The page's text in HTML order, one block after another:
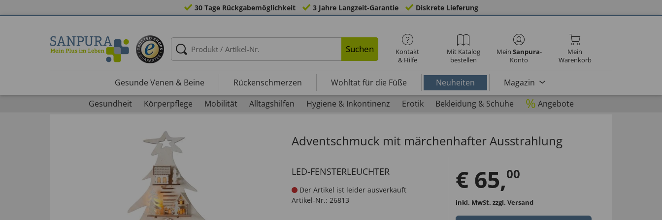
30 Tage Rückgabemöglichkeit 3 Jahre Langzeit-Garantie Diskrete Lieferung
Suchen
Kontakt
& Hilfe
Mit Katalog
bestellen
Mein Sanpura-
Konto
Mein
Warenkorb
Gesunde Venen & Beine Rückenschmerzen Wohltat für die Füße Neuheiten
Magazin
Gesundheit
Körperpflege Mobilität Alltagshilfen Hygiene & Inkontinenz Erotik Bekleidung & Schuhe % Angebote
Adventschmuck mit märchenhafter Ausstrahlung
LED-FENSTERLEUCHTER
Der Artikel ist leider ausverkauft
Artikel-Nr.: 26813
€ 65,00
inkl. MwSt. zzgl. Versand